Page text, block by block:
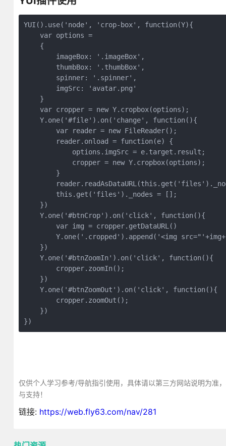
YUI().use('node', 'crop-box', function(Y){
    var options =
    {
        imageBox: '.imageBox',
        thumbBox: '.thumbBox',
        spinner: '.spinner',
        imgSrc: 'avatar.png'
    }
    var cropper = new Y.cropbox(options);
    Y.one('#file').on('change', function(){
        var reader = new FileReader();
        reader.onload = function(e) {
            options.imgSrc = e.target.result;
            cropper = new Y.cropbox(options);
        }
        this.get('files')._nodes = [];
    })
    Y.one('#btnCrop').on('click', function(){
        var img = cropper.getDataURL()
Y.one('.cropped').append('<img
    })
    Y.one('#btnZoomIn').on('click', function(){
        cropper.zoomIn();
    })
    Y.one('#btnZoomOut').on('click', function(){
        cropper.zoomOut();
    })
})
仅供个人学习参考/导航指引使用，具体请以第三方网站说明为准
与支持！
链接: https://web.fly63.com/nav/281